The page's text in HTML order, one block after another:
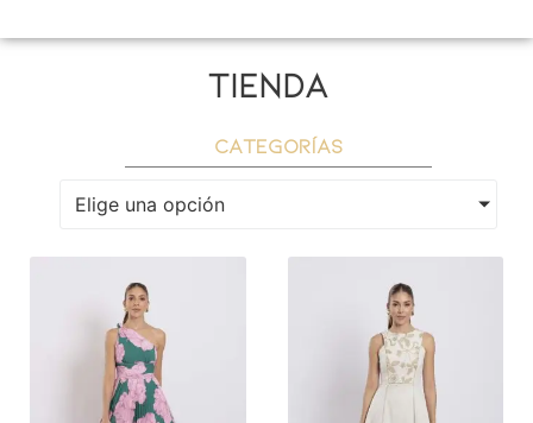
tienda
categorías
Elige una opción